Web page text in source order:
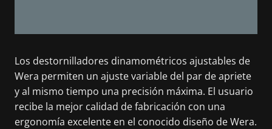
Los destornilladores dinamométricos ajustables de
Wera permiten un ajuste variable del par de apriete
y al mismo tiempo una precisión máxima. El usuario
recibe la mejor calidad de fabricación con una
ergonomía excelente en el conocido diseño de Wera.